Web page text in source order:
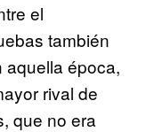
el
también
aquella época,
rival de
que no era